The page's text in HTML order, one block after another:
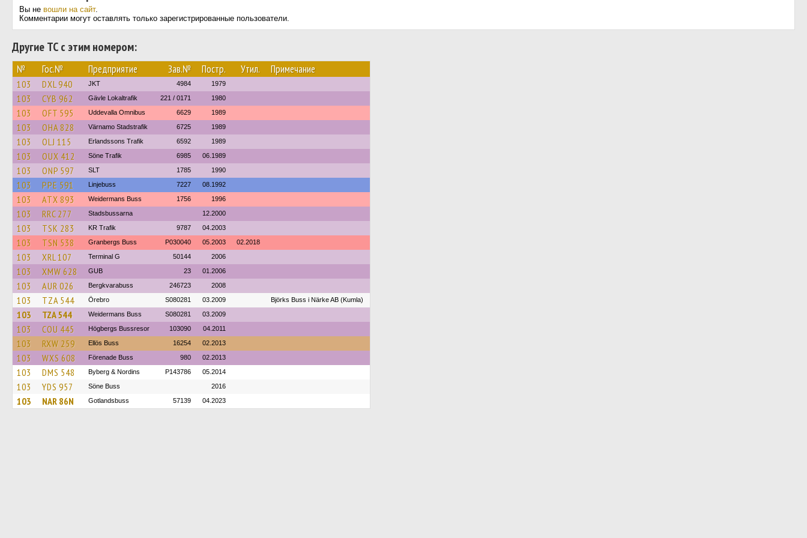
Вы не вошли на сайт.
Комментарии могут оставлять только зарегистрированные пользователи.
Другие ТС с этим номером:
№ Гос.№ Предприятие Зав.№ Постр. Утил. Примечание
103 DXL 940 JKT 4984 1979
103 CYB 962 Gävle Lokaltrafik 221 / 0171 1980
103 OFT 595 Uddevalla Omnibus 6629 1989
103 OHA 828 Värnamo Stadstrafik 6725 1989
103 OLJ 115 Erlandssons Trafik 6592 1989
103 OUX 412 Söne Trafik 6985 06.1989
103 ONP 597 SLT 1785 1990
103 PPE 591 Linjebuss 7227 08.1992
103 ATX 893 Weidermans Buss 1756 1996
103 RRC 277 Stadsbussarna 12.2000
103 TSK 283 KR Trafik 9787 04.2003
103 TSN 538 Granbergs Buss P030040 05.2003 02.2018
103 XRL 107 Terminal G 50144 2006
103 XMW 628 GUB 23 01.2006
103 AUR 026 Bergkvarabuss 246723 2008
103 TZA 544 Örebro S080281 03.2009 Björks Buss i Närke AB (Kumla)
103 TZA 544 Weidermans Buss S080281 03.2009
103 COU 445 Högbergs Bussresor 103090 04.2011
103 RXW 259 Ellös Buss 16254 02.2013
103 WXS 608 Förenade Buss 980 02.2013
103 DMS 548 Byberg & Nordins P143786 05.2014
103 YDS 957 Söne Buss 2016
103 NAR 86N Gotlandsbuss 57139 04.2023